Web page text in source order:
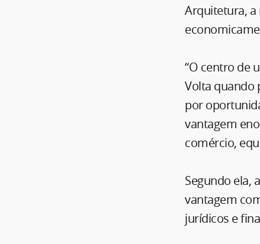
Arquitetura,
“O centro de
Volta quando
por
vantagem
comércio,
Segundo ela,
vantagem
jurídicos e